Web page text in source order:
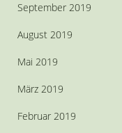
September 2019
August 2019
Mai 2019
März 2019
Februar 2019